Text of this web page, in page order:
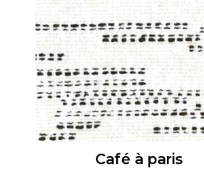
Satin
Soie
Velours
Café à paris